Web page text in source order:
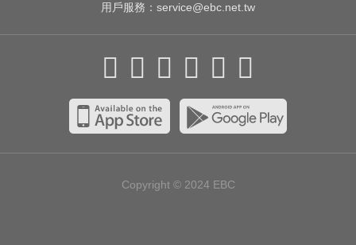
用戶服務： service@ebc.net.tw
Copyright © 2024 EBC